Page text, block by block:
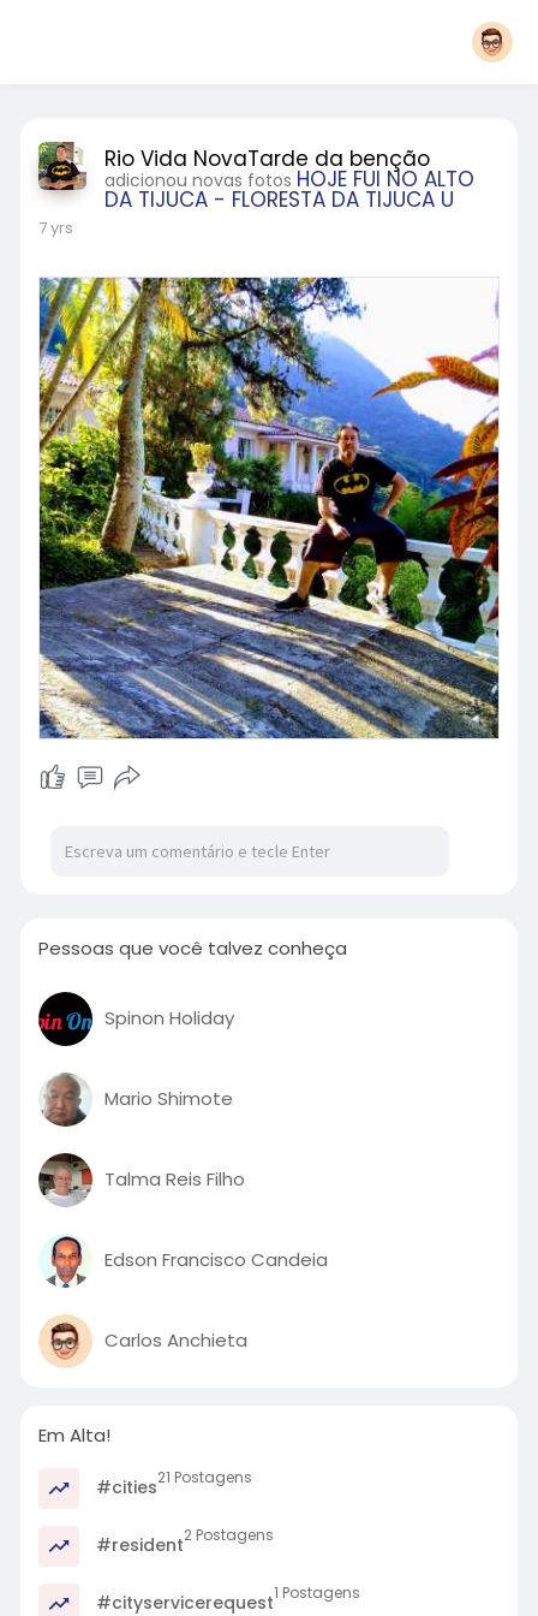
Rio Vida NovaTarde da benção
adicionou novas fotos HOJE FUI NO ALTO
DA TIJUCA - FLORESTA DA TIJUCA U
7 yrs
Pessoas que você talvez conheça
Spinon Holiday
Mario Shimote
Talma Reis Filho
Edson Francisco Candeia
Carlos Anchieta
Em Alta!
#cities21 Postagens
#resident2 Postagens
#cityservicerequest1 Postagens